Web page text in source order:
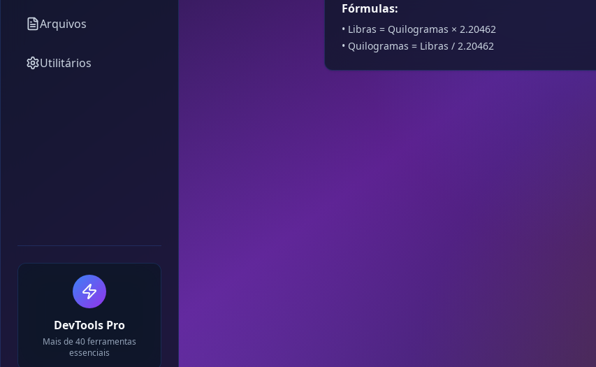
Arquivos
Utilitários
DevTools Pro
Mais de 40 ferramentas
essenciais
Fórmulas:
• Libras = Quilogramas × 2.20462
• Quilogramas = Libras / 2.20462